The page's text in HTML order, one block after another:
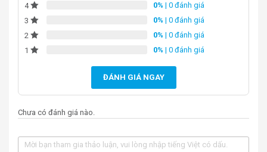
4
0% | 0 đánh giá
3
0% | 0 đánh giá
2
0% | 0 đánh giá
1
0% | 0 đánh giá
ĐÁNH GIÁ NGAY
Chưa có đánh giá nào.